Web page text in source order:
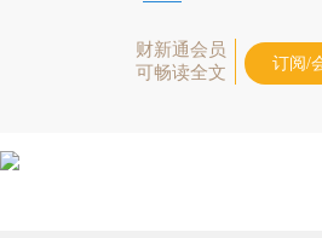
财新通会员
可畅读全文
订阅/